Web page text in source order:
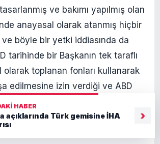
ve bakımı yapılmış olan
anayasal olarak atanmış hiçbir
böyle bir yetki iddiasında da
tarihinde bir Başkanın tek taraflı
olarak toplanan fonları kullanarak
edilmesine izin verdiği ve ABD
ödediği Beyaz Saray’ın
yıktığı hiçbir örneğe
HABER
açıklarında Türk gemisine İHA
›